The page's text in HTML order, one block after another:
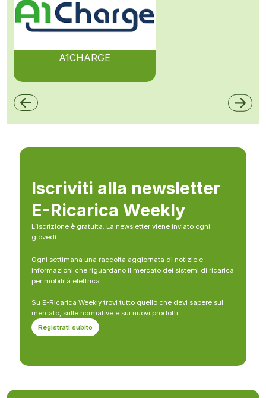
A1CHARGE
Iscriviti alla newsletter
E-Ricarica Weekly
L’iscrizione è gratuita. La newsletter viene inviato ogni
giovedì
Ogni settimana una raccolta aggiornata di notizie e
informazioni che riguardano il mercato dei sistemi di ricarica
per mobilità elettrica.
Su E-Ricarica Weekly trovi tutto quello che devi sapere sul
mercato, sulle normative e sui nuovi prodotti.
Registrati subito